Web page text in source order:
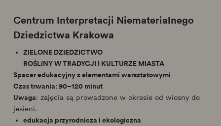
Centrum Interpretacji Niematerialnego
Dziedzictwa Krakowa
ZIELONE DZIEDZICTWO
ROŚLINY W TRADYCJI I KULTURZE MIASTA
Spacer edukacyjny z elementami warsztatowymi
Czas trwania: 90–120 minut
Uwaga: zajęcia są prowadzone w okresie od wiosny do
jesieni.
edukacja przyrodnicza i ekologiczna